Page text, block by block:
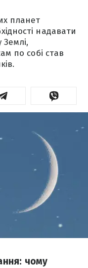
планет
надавати
Землі,
по собі став
чому